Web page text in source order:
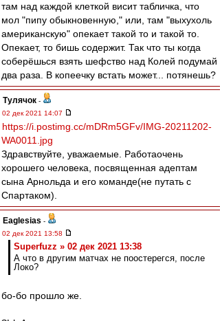
там над каждой клеткой висит табличка, что
мол "пипу обыкновенную," или, там "выхухоль
американскую" опекает такой то и такой то.
Опекает, то бишь содержит. Так что ты когда
соберёшься взять шефство над Колей подумай
два раза. В копеечку встать может... потянешь?
Тулячок -
02 дек 2021 14:07
https://i.postimg.cc/mDRm5GFv/IMG-20211202-
WA0011.jpg
Здравствуйте, уважаемые. Работаочень
хорошего человека, посвященная адептам
сына Арнольда и его команде(не путать с
Спартаком).
Eaglesias -
02 дек 2021 13:58
Superfuzz » 02 дек 2021 13:38
А что в другим матчах не поостерегся, после
Локо?
бо-бо прошло же.